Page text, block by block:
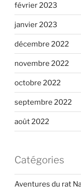
février 2023
janvier 2023
décembre 2022
novembre 2022
octobre 2022
septembre 2022
août 2022
Catégories
Aventures du rat